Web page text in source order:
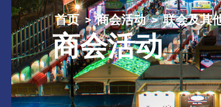
首页 商会活动 联会及其
商会活动